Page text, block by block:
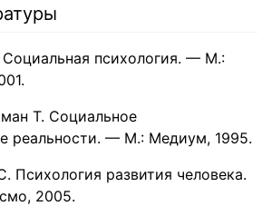
психология. — М.:
Т. Социальное
реальности. — М.: Медиум, 1995.
Психология развития человека.
2005.